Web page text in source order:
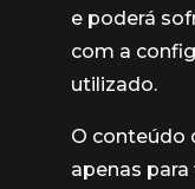
e poderá
com a
utilizado.
O conteúdo
apenas